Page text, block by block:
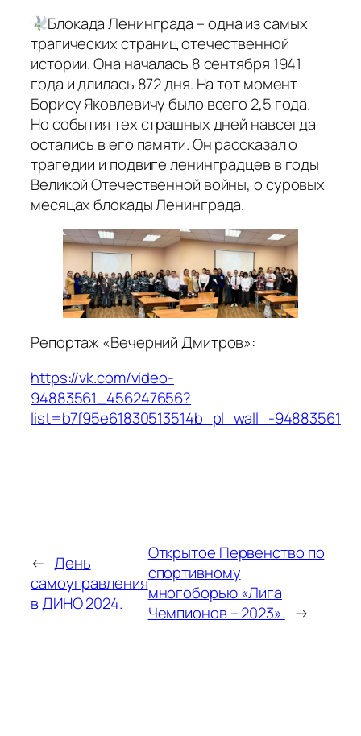
Блокада Ленинграда – одна из самых
трагических страниц отечественной
истории. Она началась 8 сентября 1941
года и длилась 872 дня. На тот момент
Борису Яковлевичу было всего 2,5 года.
Но события тех страшных дней навсегда
остались в его памяти. Он рассказал о
трагедии и подвиге ленинградцев в годы
Великой Отечественной войны, о суровых
месяцах блокады Ленинграда.
Репортаж «Вечерний Дмитров»:
https://vk.com/video-
94883561_456247656?
list=b7f95e61830513514b_pl_wall_-94883561
← День
самоуправления
в ДИНО 2024.
Открытое Первенство по
спортивному
многоборью «Лига
Чемпионов – 2023». →